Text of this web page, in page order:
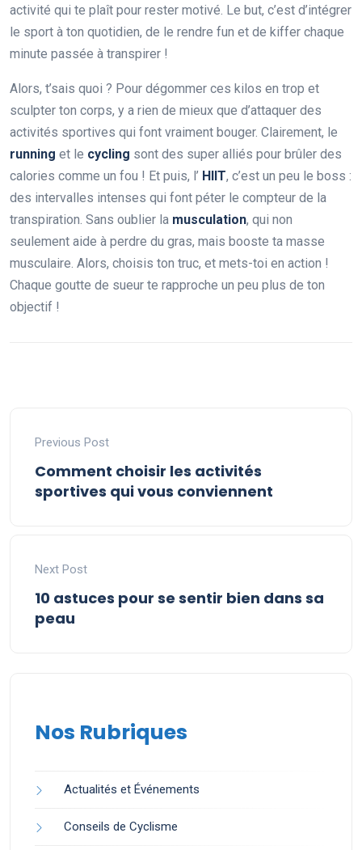
activité qui te plaît pour rester motivé. Le but, c’est d’intégrer
le sport à ton quotidien, de le rendre fun et de kiffer chaque
minute passée à transpirer !
Alors, t’sais quoi ? Pour dégommer ces kilos en trop et
sculpter ton corps, y a rien de mieux que d’attaquer des
activités sportives qui font vraiment bouger. Clairement, le
running et le cycling sont des super alliés pour brûler des
calories comme un fou ! Et puis, l’ HIIT, c’est un peu le boss :
des intervalles intenses qui font péter le compteur de la
transpiration. Sans oublier la musculation, qui non
seulement aide à perdre du gras, mais booste ta masse
musculaire. Alors, choisis ton truc, et mets-toi en action !
Chaque goutte de sueur te rapproche un peu plus de ton
objectif !
Previous Post
Comment choisir les activités
sportives qui vous conviennent
Next Post
10 astuces pour se sentir bien dans sa
peau
Nos Rubriques
Actualités et Événements
Conseils de Cyclisme